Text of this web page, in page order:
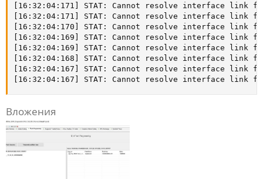
[16:32:04:171] STAT: Cannot resolve interface link from
[16:32:04:171] STAT: Cannot resolve interface link from
[16:32:04:170] STAT: Cannot resolve interface link from
[16:32:04:169] STAT: Cannot resolve interface link from
[16:32:04:169] STAT: Cannot resolve interface link from
[16:32:04:168] STAT: Cannot resolve interface link from
[16:32:04:167] STAT: Cannot resolve interface link from
[16:32:04:167] STAT: Cannot resolve interface link from
Вложения